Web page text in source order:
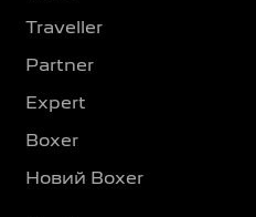
Traveller
Partner
Expert
Boxer
Новий Boxer